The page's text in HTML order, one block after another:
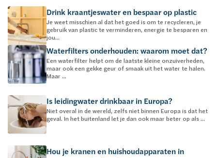
Drink kraantjeswater en bespaar op plastic
Je weet misschien al dat het goed is om te recycleren, je
gebruik van plastic te verminderen, energie te besparen en
jou...
Waterfilters onderhouden: waarom moet dat?
Een waterfilter helpt om de laatste kleine onzuiverheden,
maar ook een gekke geur of smaak uit het water te halen.
Maar ...
Is leidingwater drinkbaar in Europa?
Niet overal in de wereld, zelfs niet binnen Europa is dat het
geval. In het buitenland let je dan ook maar beter op als ...
Hou je kranen en huishoudapparaten in